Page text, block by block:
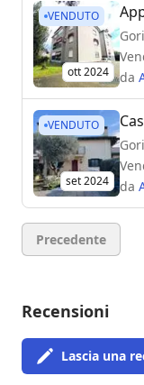
VENDUTO
ott 2024
da
VENDUTO
set 2024
da
Precedente
Recensioni
Lascia una